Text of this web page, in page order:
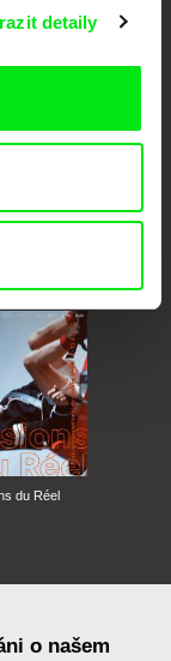
detaily
du Réel
o našem